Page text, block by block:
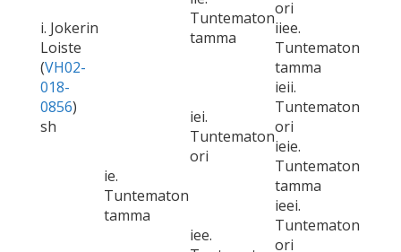
i. Jokerin
Loiste
(VH02-
018-
0856)
sh
Tuntematon
tamma
ori
iiee.
Tuntematon
tamma
ie.
Tuntematon
tamma
iei.
Tuntematon
ori
ieii.
Tuntematon
ori
ieie.
Tuntematon
tamma
iee.
ieei.
Tuntematon
ori